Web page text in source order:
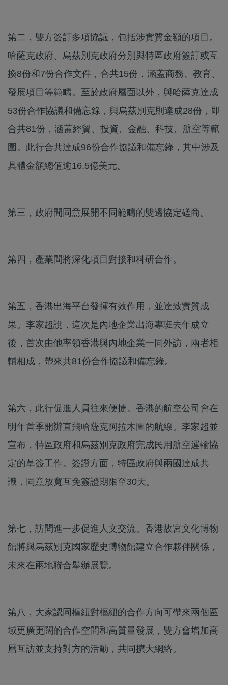
第二，雙方簽訂多項協議，包括涉實質金額的項目。
哈薩克政府、烏茲別克政府分別與特區政府簽訂或互
換8份和7份合作文件，合共15份，涵蓋商務、教育、
發展項目等範疇。至於政府層面以外，與哈薩克達成
53份合作協議和備忘錄，與烏茲別克則達成28份，即
合共81份，涵蓋經貿、投資、金融、科技、航空等範
圍。此行合共達成96份合作協議和備忘錄，其中涉及
具體金額總值逾16.5億美元。
第三，政府間同意展開不同範疇的雙邊協定磋商。
第四，產業間將深化項目對接和科研合作。
第五，香港出海平台發揮有效作用，並達致實質成
果。李家超說，這次是內地企業出海專班去年成立
後，首次由他率領香港與內地企業一同外訪，兩者相
輔相成，帶來共81份合作協議和備忘錄。
第六，此行促進人員往來便捷。香港的航空公司會在
明年首季開辦直飛哈薩克阿拉木圖的航線。李家超並
宣布，特區政府和烏茲別克政府完成民用航空運輸協
定的草簽工作。簽證方面，特區政府與兩國達成共
識，同意放寬互免簽證期限至30天。
第七，訪問進一步促進人文交流。香港故宮文化博物
館將與烏茲別克國家歷史博物館建立合作夥伴關係，
未來在兩地聯合舉辦展覽。
第八，大家認同樞紐對樞紐的合作方向可帶來兩個區
域更廣更闊的合作空間和高質量發展，雙方會增加高
層互訪並支持對方的活動，共同擴大網絡。